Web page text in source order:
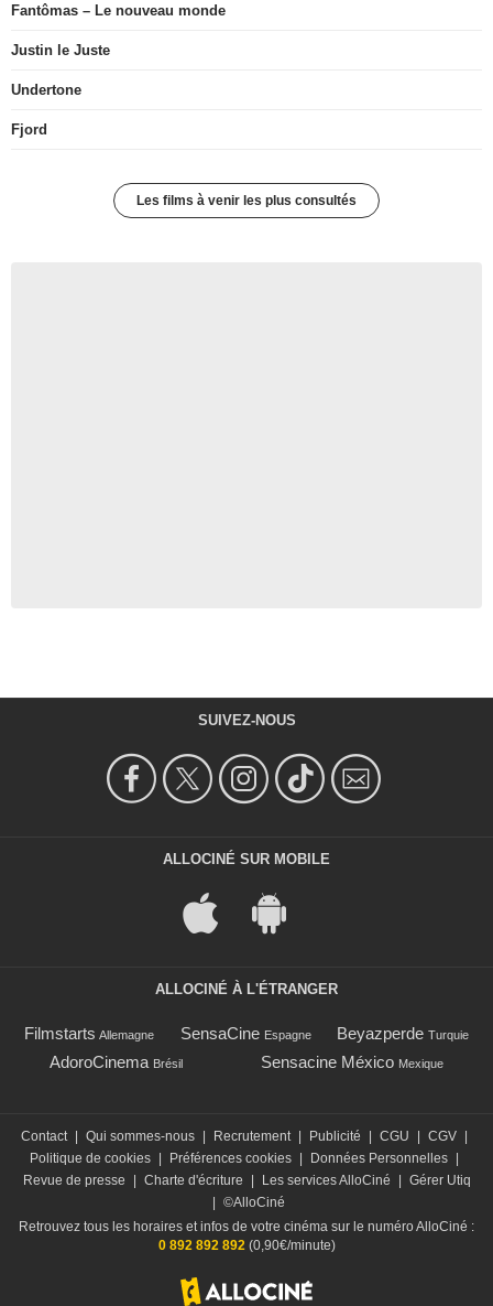
Fantômas – Le nouveau monde
Justin le Juste
Undertone
Fjord
Les films à venir les plus consultés
SUIVEZ-NOUS
ALLOCINÉ SUR MOBILE
ALLOCINÉ À L'ÉTRANGER
Filmstarts Allemagne SensaCine Espagne Beyazperde Turquie
AdoroCinema Brésil Sensacine México Mexique
Contact Qui sommes-nous Recrutement Publicité CGU CGV
Politique de cookies
Préférences cookies Données Personnelles
Revue de presse
Charte d'écriture Les services AlloCiné
Gérer Utiq
©AlloCiné
Retrouvez tous les horaires et infos de votre cinéma sur le numéro AlloCiné :
0 892 892 892(0,90€/minute)